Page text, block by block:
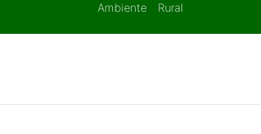
Ambiente
Rural